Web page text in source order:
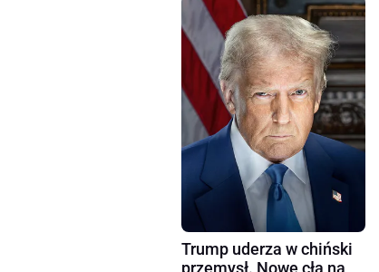
Trump uderza w chiński
przemysł. Nowe cła na